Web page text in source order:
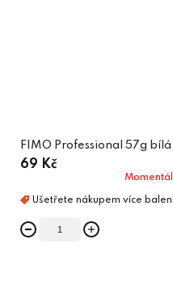
FIMO Professional 57g bílá
69 Kč